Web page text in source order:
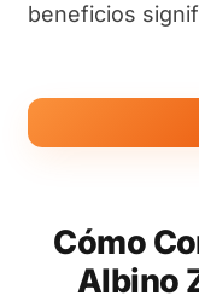
beneficios
Cómo
Albino